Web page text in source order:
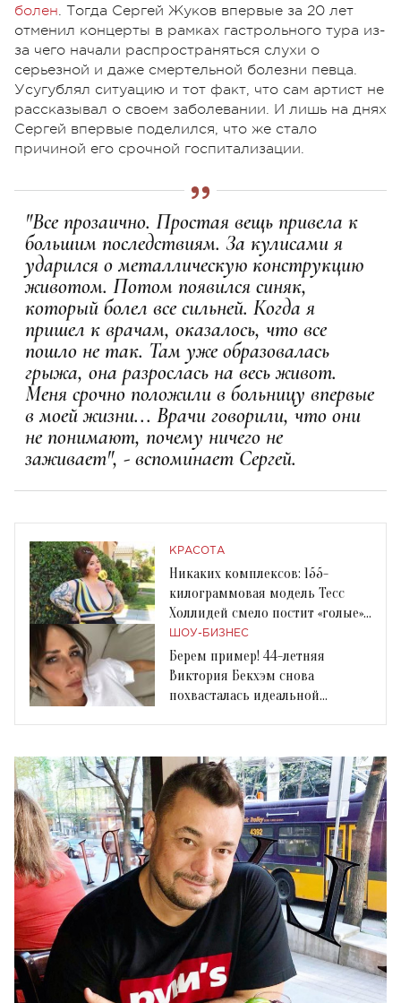
болен. Тогда Сергей Жуков впервые за 20 лет
отменил концерты в рамках гастрольного тура из-
за чего начали распространяться слухи о
серьезной и даже смертельной болезни певца.
Усугублял ситуацию и тот факт, что сам артист не
рассказывал о своем заболевании. И лишь на днях
Сергей впервые поделился, что же стало
причиной его срочной госпитализации.
"Все прозаично. Простая вещь привела к
большим последствиям. За кулисами я
ударился о металлическую конструкцию
животом. Потом появился синяк,
который болел все сильней. Когда я
пришел к врачам, оказалось, что все
пошло не так. Там уже образовалась
грыжа, она разрослась на весь живот.
Меня срочно положили в больницу впервые
в моей жизни... Врачи говорили, что они
не понимают, почему ничего не
заживает", - вспоминает Сергей.
КРАСОТА
Никаких комплексов: 155-
килограммовая модель Тесс
Холлидей смело постит «голые»
фото
ШОУ-БИЗНЕС
Берем пример! 44-летняя
Виктория Бекхэм снова
похвасталась идеальной